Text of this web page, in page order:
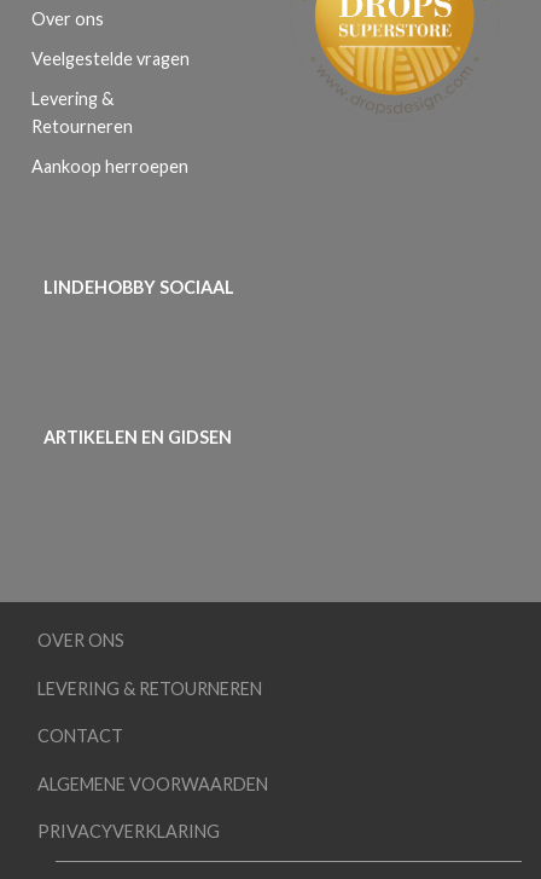
Over ons
Veelgestelde vragen
Levering &
Retourneren
Aankoop herroepen
LINDEHOBBY SOCIAAL
ARTIKELEN EN GIDSEN
OVER ONS
LEVERING & RETOURNEREN
CONTACT
ALGEMENE VOORWAARDEN
PRIVACYVERKLARING